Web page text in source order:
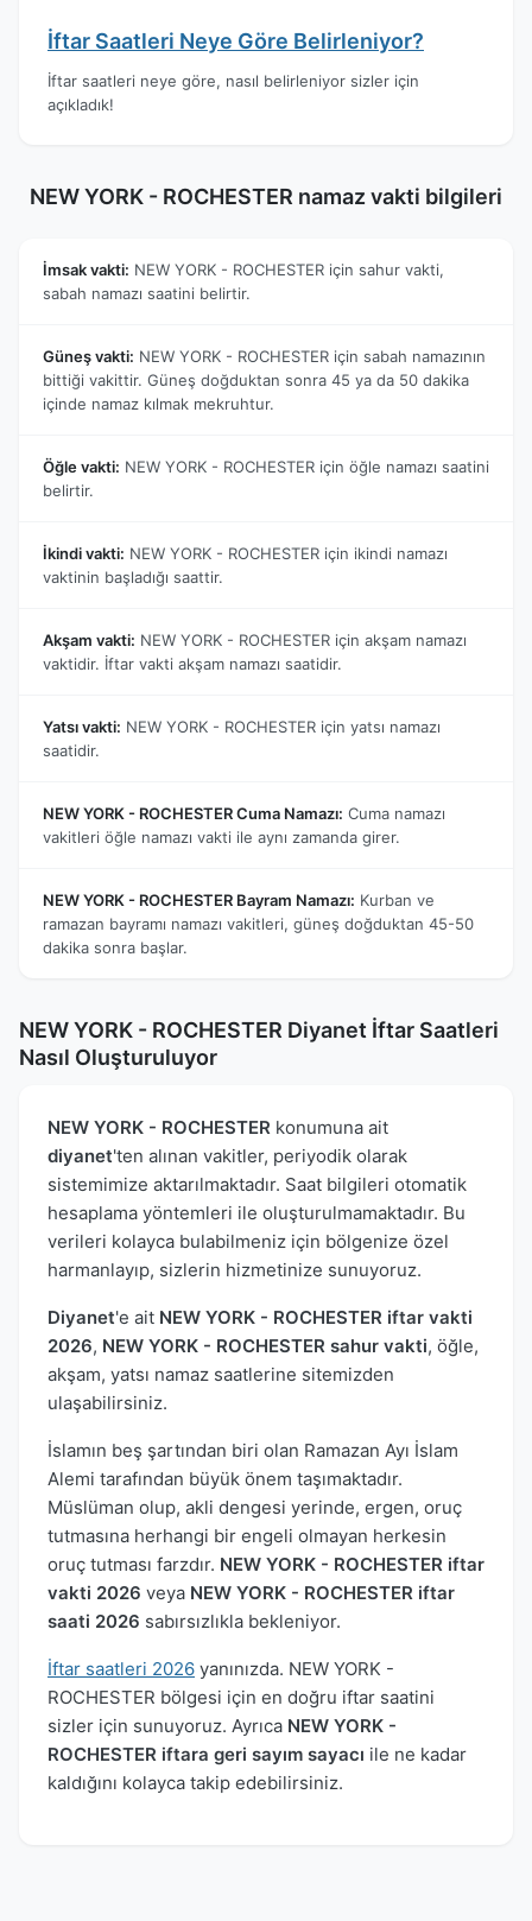
İftar Saatleri Neye Göre Belirleniyor?
İftar saatleri neye göre, nasıl belirleniyor sizler için
açıkladık!
NEW YORK - ROCHESTER namaz vakti bilgileri
İmsak vakti: NEW YORK - ROCHESTER için sahur vakti,
sabah namazı saatini belirtir.
Güneş vakti: NEW YORK - ROCHESTER için sabah namazının
bittiği vakittir. Güneş doğduktan sonra 45 ya da 50 dakika
içinde namaz kılmak mekruhtur.
Öğle vakti: NEW YORK - ROCHESTER için öğle namazı saatini
belirtir.
İkindi vakti: NEW YORK - ROCHESTER için ikindi namazı
vaktinin başladığı saattir.
Akşam vakti: NEW YORK - ROCHESTER için akşam namazı
vaktidir. İftar vakti akşam namazı saatidir.
Yatsı vakti: NEW YORK - ROCHESTER için yatsı namazı
saatidir.
NEW YORK - ROCHESTER Cuma Namazı: Cuma namazı
vakitleri öğle namazı vakti ile aynı zamanda girer.
NEW YORK - ROCHESTER Bayram Namazı: Kurban ve
ramazan bayramı namazı vakitleri, güneş doğduktan 45-50
dakika sonra başlar.
NEW YORK - ROCHESTER Diyanet İftar Saatleri
Nasıl Oluşturuluyor
NEW YORK - ROCHESTER konumuna ait
diyanet'ten alınan vakitler, periyodik olarak
sistemimize aktarılmaktadır. Saat bilgileri otomatik
hesaplama yöntemleri ile oluşturulmamaktadır. Bu
verileri kolayca bulabilmeniz için bölgenize özel
harmanlayıp, sizlerin hizmetinize sunuyoruz.
Diyanet'e ait NEW YORK - ROCHESTER iftar vakti
2026, NEW YORK - ROCHESTER sahur vakti, öğle,
akşam, yatsı namaz saatlerine sitemizden
ulaşabilirsiniz.
İslamın beş şartından biri olan Ramazan Ayı İslam
Alemi tarafından büyük önem taşımaktadır.
Müslüman olup, akli dengesi yerinde, ergen, oruç
tutmasına herhangi bir engeli olmayan herkesin
oruç tutması farzdır. NEW YORK - ROCHESTER iftar
vakti 2026 veya NEW YORK - ROCHESTER iftar
saati 2026 sabırsızlıkla bekleniyor.
İftar saatleri 2026 yanınızda. NEW YORK -
ROCHESTER bölgesi için en doğru iftar saatini
sizler için sunuyoruz. Ayrıca NEW YORK -
ROCHESTER iftara geri sayım sayacı ile ne kadar
kaldığını kolayca takip edebilirsiniz.